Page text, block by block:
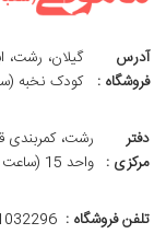
آدرس
فروشگاه :
گیلان، رشت،
کودک نخبه (ساعت
دفتر
مرکزی :
رشت، کمربندی
واحد 15 (ساعت کاری 8 صبح الی 13)
تلفن فروشگاه :